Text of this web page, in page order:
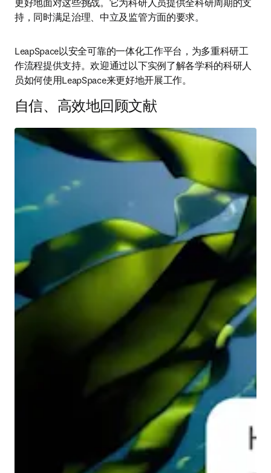
及信任。
全球的高等教育机构都面临着加快科研速度、加强科研协
作，同时保障科研诚信、透明度及信任的任务。
LeapSpace通过负责任的AI使用，能够帮助高等教育机构
更好地面对这些挑战。它为科研人员提供全科研周期的支
持，同时满足治理、中立及监管方面的要求。
LeapSpace以安全可靠的一体化工作平台，为多重科研工
作流程提供支持。欢迎通过以下实例了解各学科的科研人
员如何使用LeapSpace来更好地开展工作。
自信、高效地回顾文献